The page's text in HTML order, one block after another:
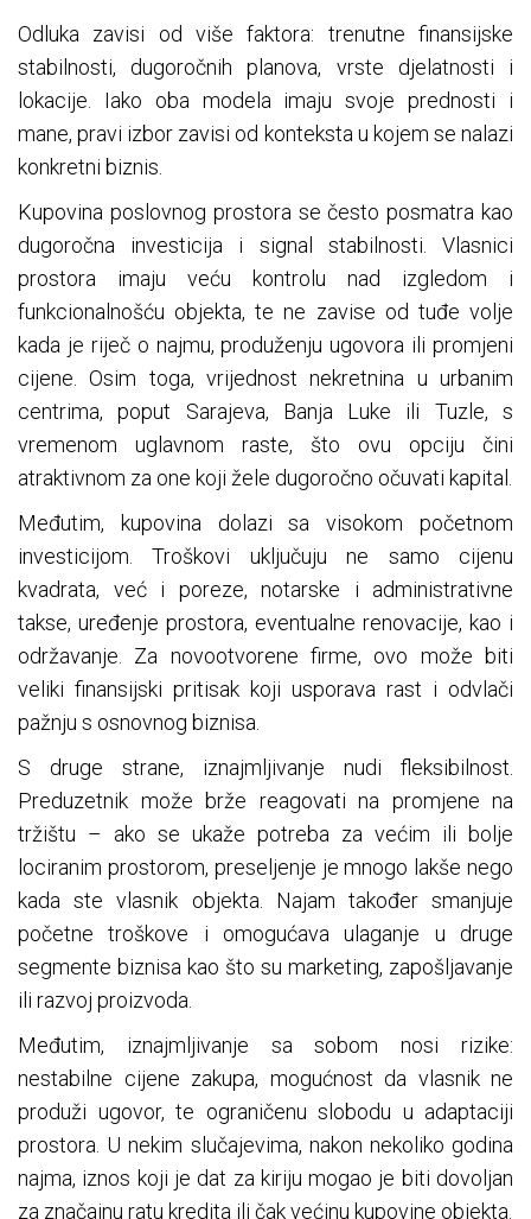
Odluka zavisi od više faktora: trenutne finansijske
stabilnosti, dugoročnih planova, vrste djelatnosti i
lokacije. Iako oba modela imaju svoje prednosti i
mane, pravi izbor zavisi od konteksta u kojem se nalazi
konkretni biznis.
Kupovina poslovnog prostora se često posmatra kao
dugoročna investicija i signal stabilnosti. Vlasnici
prostora imaju veću kontrolu nad izgledom i
funkcionalnošću objekta, te ne zavise od tuđe volje
kada je riječ o najmu, produženju ugovora ili promjeni
cijene. Osim toga, vrijednost nekretnina u urbanim
centrima, poput Sarajeva, Banja Luke ili Tuzle, s
vremenom uglavnom raste, što ovu opciju čini
atraktivnom za one koji žele dugoročno očuvati kapital.
Međutim, kupovina dolazi sa visokom početnom
investicijom. Troškovi uključuju ne samo cijenu
kvadrata, već i poreze, notarske i administrativne
takse, uređenje prostora, eventualne renovacije, kao i
održavanje. Za novootvorene firme, ovo može biti
veliki finansijski pritisak koji usporava rast i odvlači
pažnju s osnovnog biznisa.
S druge strane, iznajmljivanje nudi fleksibilnost.
Preduzetnik može brže reagovati na promjene na
tržištu – ako se ukaže potreba za većim ili bolje
lociranim prostorom, preseljenje je mnogo lakše nego
kada ste vlasnik objekta. Najam također smanjuje
početne troškove i omogućava ulaganje u druge
segmente biznisa kao što su marketing, zapošljavanje
ili razvoj proizvoda.
Međutim, iznajmljivanje sa sobom nosi rizike:
nestabilne cijene zakupa, mogućnost da vlasnik ne
produži ugovor, te ograničenu slobodu u adaptaciji
prostora. U nekim slučajevima, nakon nekoliko godina
najma, iznos koji je dat za kiriju mogao je biti dovoljan
za značajnu ratu kredita ili čak većinu kupovine objekta.